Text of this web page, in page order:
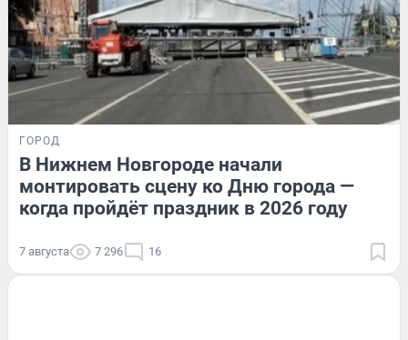
ГОРОД
В Нижнем Новгороде начали
монтировать сцену ко Дню города —
когда пройдёт праздник в 2026 году
7 августа 7 296 16